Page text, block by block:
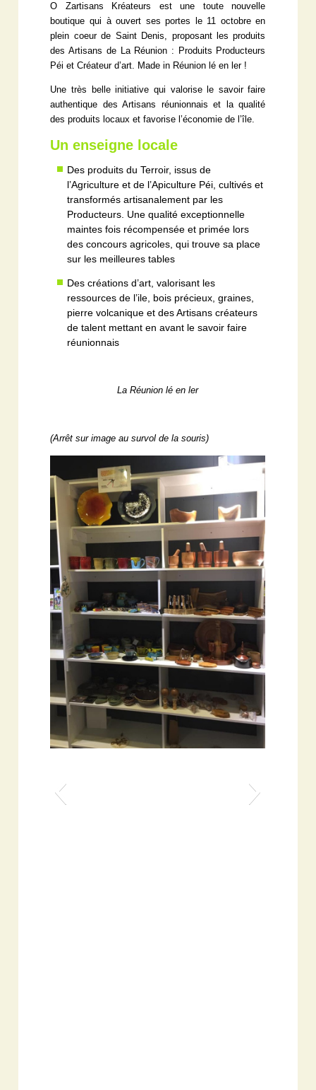
O Zartisans Kréateurs est une toute nouvelle
boutique qui à ouvert ses portes le 11 octobre en
plein coeur de Saint Denis, proposant les produits
des Artisans de La Réunion : Produits Producteurs
Péi et Créateur d’art. Made in Réunion lé en ler !
Une très belle initiative qui valorise le savoir faire
authentique des Artisans réunionnais et la qualité
des produits locaux et favorise l’économie de l’île.
Un enseigne locale
Des produits du Terroir, issus de
l’Agriculture et de l’Apiculture Péi, cultivés et
transformés artisanalement par les
Producteurs. Une qualité exceptionnelle
maintes fois récompensée et primée lors
des concours agricoles, qui trouve sa place
sur les meilleures tables
Des créations d’art, valorisant les
ressources de l’ile, bois précieux, graines,
pierre volcanique et des Artisans créateurs
de talent mettant en avant le savoir faire
réunionnais
La Réunion lé en ler
(Arrêt sur image au survol de la souris)